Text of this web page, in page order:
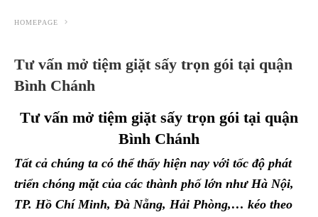
HOMEPAGE
Tư vấn mở tiệm giặt sấy trọn gói tại quận
Bình Chánh
Tư vấn mở tiệm giặt sấy trọn gói tại quận
Bình Chánh
Tất cả chúng ta có thể thấy hiện nay với tốc độ phát
triển chóng mặt của các thành phố lớn như Hà Nội,
TP. Hồ Chí Minh, Đà Nẵng, Hải Phòng,… kéo theo